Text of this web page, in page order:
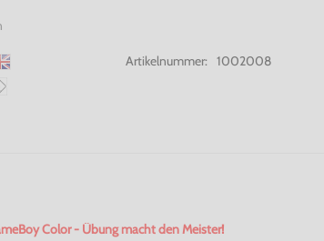
Artikelnummer:
1002008
Color - Übung macht den Meister!